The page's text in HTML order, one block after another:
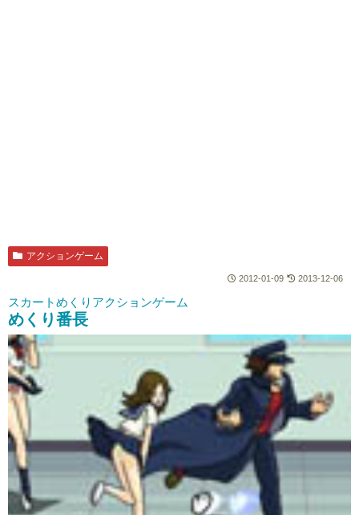
アクションゲーム
2012-01-09 2013-12-06
スカートめくりアクションゲーム
めくり番長